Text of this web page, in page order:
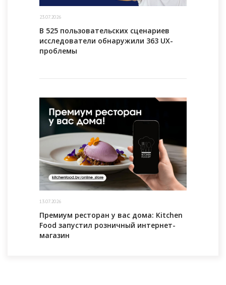
23.07.2026
В 525 пользовательских сценариев
исследователи обнаружили 363 UX-
проблемы
13.07.2026
Премиум ресторан у вас дома: Kitchen
Food запустил розничный интернет-
магазин